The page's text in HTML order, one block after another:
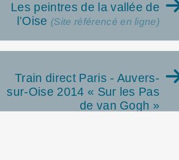
Les peintres de la vallée de
l’Oise (Site référencé en ligne)
Train direct Paris - Auvers-
sur-Oise 2014 « Sur les Pas
de van Gogh »